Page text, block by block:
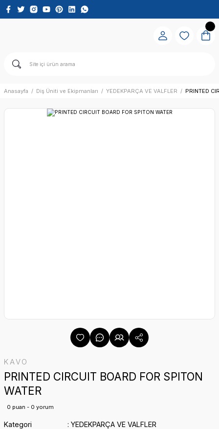
Anasayfa Diş Üniti ve Ekipmanları YEDEKPARÇA VE VALFLER PRINTED
KAVO
PRINTED CIRCUIT BOARD FOR SPITON
WATER
0 puan - 0 yorum
Kategori
YEDEKPARÇA VE VALFLER